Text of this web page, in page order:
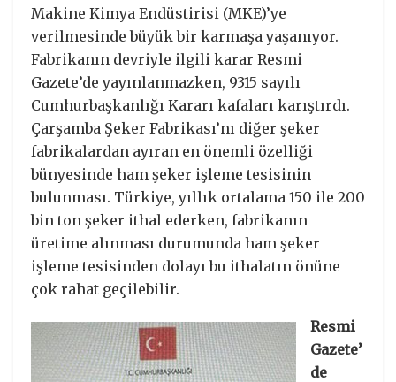
Makine Kimya Endüstirisi (MKE)’ye
verilmesinde büyük bir karmaşa yaşanıyor.
Fabrikanın devriyle ilgili karar Resmi
Gazete’de yayınlanmazken, 9315 sayılı
Cumhurbaşkanlığı Kararı kafaları karıştırdı.
Çarşamba Şeker Fabrikası’nı diğer şeker
fabrikalardan ayıran en önemli özelliği
bünyesinde ham şeker işleme tesisinin
bulunması. Türkiye, yıllık ortalama 150 ile 200
bin ton şeker ithal ederken, fabrikanın
üretime alınması durumunda ham şeker
işleme tesisinden dolayı bu ithalatın önüne
çok rahat geçilebilir.
Resmi
Gazete’
de